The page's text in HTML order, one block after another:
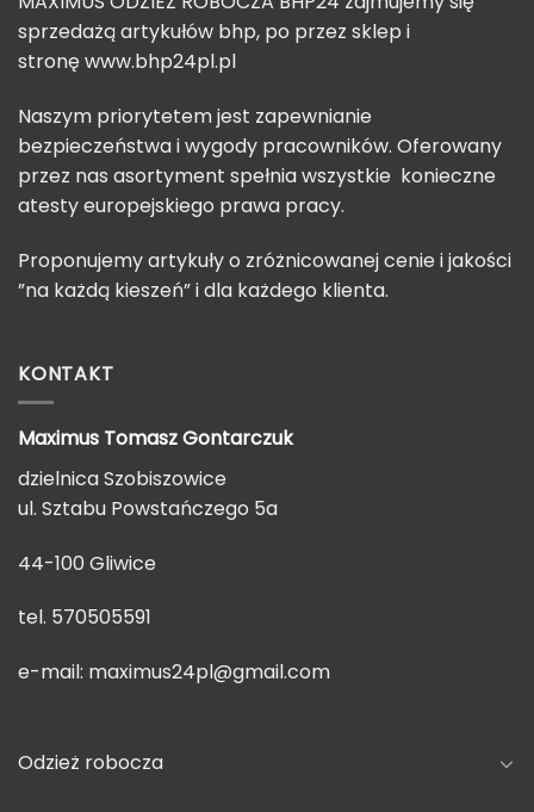
sprzedażą artykułów bhp, po przez sklep i
stronę www.bhp24pl.pl
Naszym priorytetem jest zapewnianie
bezpieczeństwa i wygody pracowników. Oferowany
przez nas asortyment spełnia wszystkie konieczne
atesty europejskiego prawa pracy.
Proponujemy artykuły o zróżnicowanej cenie i jakości
”na każdą kieszeń” i dla każdego klienta.
KONTAKT
Maximus TomaszGontarczuk
dzielnica Szobiszowice
ul. Sztabu Powstańczego 5a
44-100 Gliwice
tel. 570505591
e-mail: maximus24pl@gmail.com
Odzież robocza